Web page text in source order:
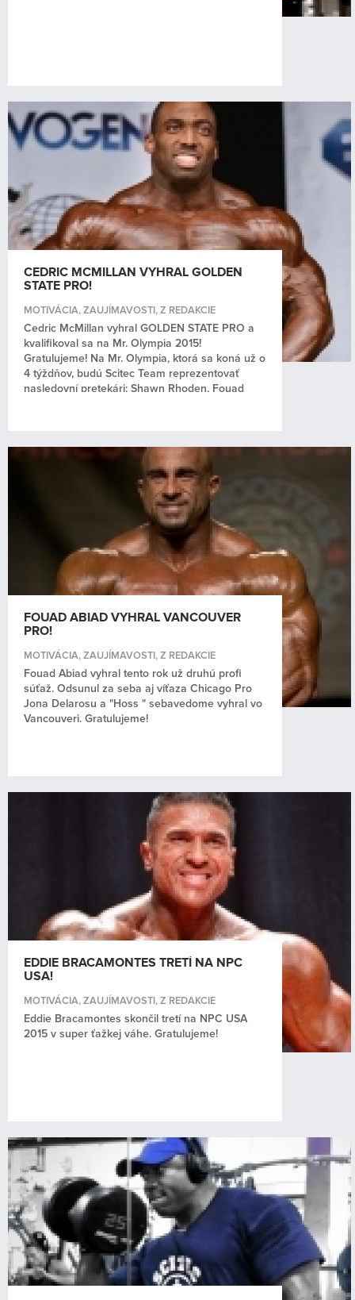
CEDRIC MCMILLAN VYHRAL GOLDEN
STATE PRO!
MOTIVÁCIA,ZAUJÍMAVOSTI,Z REDAKCIE
Cedric McMillan vyhral GOLDEN STATE PRO a
kvalifikoval sa na Mr. Olympia 2015!
Gratulujeme! Na Mr. Olympia, ktorá sa koná už o
4 týždňov, budú Scitec Team reprezentovať
nasledovní pretekári: Shawn Rhoden, Fouad
FOUAD ABIAD VYHRAL VANCOUVER
PRO!
MOTIVÁCIA,ZAUJÍMAVOSTI,Z REDAKCIE
Fouad Abiad vyhral tento rok už druhú profi
súťaž. Odsunul za seba aj víťaza Chicago Pro
Jona Delarosu a "Hoss " sebavedome vyhral vo
Vancouveri. Gratulujeme!
EDDIE BRACAMONTES TRETÍ NA NPC
USA!
MOTIVÁCIA,ZAUJÍMAVOSTI,Z REDAKCIE
Eddie Bracamontes skončil tretí na NPC USA
2015 v super ťažkej váhe. Gratulujeme!